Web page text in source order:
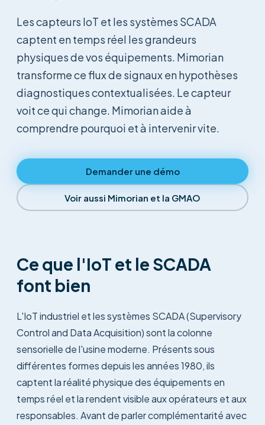
Les capteurs IoT et les systèmes SCADA
captent en temps réel les grandeurs
physiques de vos équipements. Mimorian
transforme ce flux de signaux en hypothèses
diagnostiques contextualisées. Le capteur
voit ce qui change. Mimorian aide à
comprendre pourquoi et à intervenir vite.
Demander une démo
Voir aussi Mimorian et la GMAO
Ce que l'IoT et le SCADA
font bien
L'IoT industriel et les systèmes SCADA (Supervisory
Control and Data Acquisition) sont la colonne
sensorielle de l'usine moderne. Présents sous
différentes formes depuis les années 1980, ils
captent la réalité physique des équipements en
temps réel et la rendent visible aux opérateurs et aux
responsables. Avant de parler complémentarité avec